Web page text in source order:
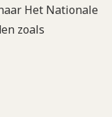
Het Nationale
zoals